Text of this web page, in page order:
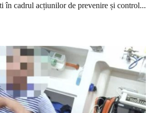
în cadrul acțiunilor de prevenire și control...